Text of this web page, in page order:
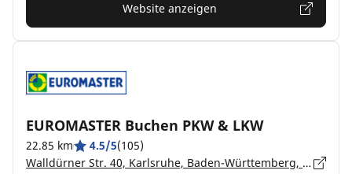
Website anzeigen
EUROMASTER Buchen PKW & LKW
22.85 km 4.5/5(105)
Walldürner Str. 40, Karlsruhe, Baden-Württemberg, Buchen - 74722